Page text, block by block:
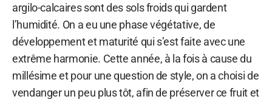
argilo-calcaires sont des sols froids qui gardent
l’humidité. On a eu une phase végétative, de
développement et maturité qui s’est faite avec une
extrême harmonie. Cette année, à la fois à cause du
millésime et pour une question de style, on a choisi de
vendanger un peu plus tôt, afin de préserver ce fruit et